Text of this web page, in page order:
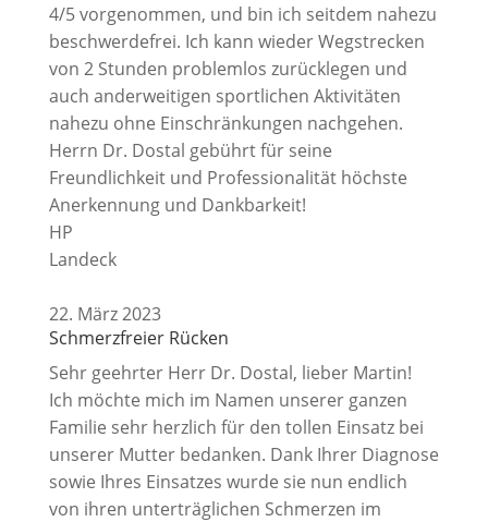
4/5 vorgenommen, und bin ich seitdem nahezu
beschwerdefrei. Ich kann wieder Wegstrecken
von 2 Stunden problemlos zurücklegen und
auch anderweitigen sportlichen Aktivitäten
nahezu ohne Einschränkungen nachgehen.
Herrn Dr. Dostal gebührt für seine
Freundlichkeit und Professionalität höchste
Anerkennung und Dankbarkeit!
HP
Landeck
22. März 2023
Schmerzfreier Rücken
Sehr geehrter Herr Dr. Dostal, lieber Martin!
Ich möchte mich im Namen unserer ganzen
Familie sehr herzlich für den tollen Einsatz bei
unserer Mutter bedanken. Dank Ihrer Diagnose
sowie Ihres Einsatzes wurde sie nun endlich
von ihren unterträglichen Schmerzen im